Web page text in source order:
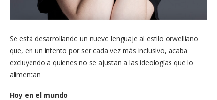
Se está desarrollando un nuevo lenguaje al estilo orwelliano
que, en un intento por ser cada vez más inclusivo, acaba
excluyendo a quienes no se ajustan a las ideologías que lo
alimentan
Hoy en el mundo